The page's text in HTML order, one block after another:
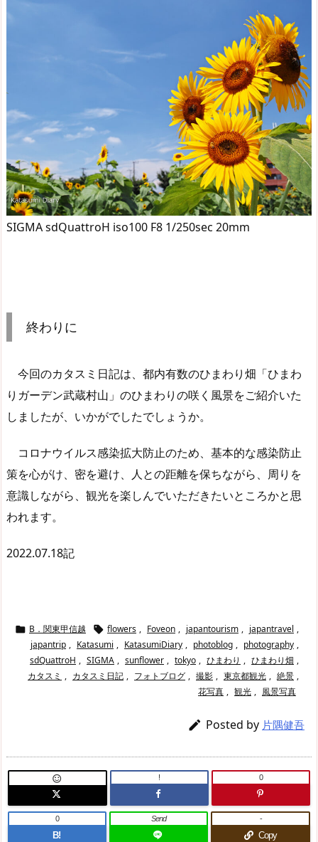
SIGMA sdQuattroH iso100 F8 1/250sec 20mm
終わりに
今回のカタスミ日記は、都内有数のひまわり畑「ひまわ
りガーデン武蔵村山」のひまわりの咲く風景をご紹介いた
しましたが、いかがでしたでしょうか。
コロナウイルス感染拡大防止のため、基本的な感染防止
策を心がけ、密を避け、人との距離を保ちながら、周りを
意識しながら、観光を楽しんでいただきたいところかと思
われます。
2022.07.18記
 B．関東甲信越  flowers , Foveon , japantourism , japantravel ,
japantrip , Katasumi , KatasumiDiary , photoblog , photography ,
sdQuattroH , SIGMA , sunflower , tokyo , ひまわり , ひまわり畑 ,
カタスミ , カタスミ日記 , フォトブログ , 撮影 , 東京都観光 , 絶景 ,
花写真 , 観光 , 風景写真
 Posted by 片隅健吾
 ! 0
B!
0 Send
Copy
-